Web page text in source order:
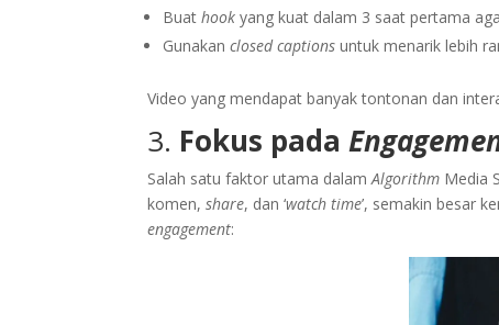
Buathook yang kuat dalam 3 saat pertama
Gunakanclosed captions untuk menarik lebih
Video yang mendapat banyak tontonan dan
3. Fokus pada
Salah satu faktor utama dalamAlgorithm Media
komen,share, dan ‘watch time’, semakin besar
engagement: